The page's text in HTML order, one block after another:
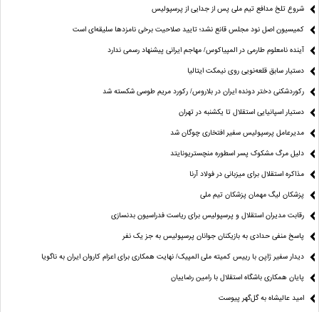
شروع تلخ مدافع تیم ملی پس از جدایی از پرسپولیس
کمیسیون اصل نود مجلس قانع نشد؛ تایید صلاحیت برخی نامزدها سلیقه‌ای است
آینده نامعلوم طارمی در المپیاکوس/ مهاجم ایرانی پیشنهاد رسمی ندارد
دستیار سابق قلعه‌نویی روی نیمکت ایتالیا
رکوردشکنی دختر دونده ایران در بلاروس/ رکورد مریم طوسی شکسته شد
دستیار اسپانیایی استقلال تا یکشنبه در تهران
مدیرعامل پرسپولیس سفیر افتخاری چوگان شد
دلیل مرگ مشکوک پسر اسطوره منچستریونایتد
مذاکره استقلال برای میزبانی در فولاد آرنا
پزشکان لیگ مهمان پزشکان تیم ملی
رقابت مدیران استقلال و پرسپولیس برای ریاست فدراسیون بدنسازی
پاسخ منفی حدادی به بازیکنان جوانان پرسپولیس به جز یک نفر
دیدار سفیر ژاپن با رییس کمیته ملی المپیک/ نهایت همکاری برای اعزام کاروان ایران به ناگویا
پایان همکاری باشگاه استقلال با رامین رضاییان
امید عالیشاه به گل‌گهر پیوست